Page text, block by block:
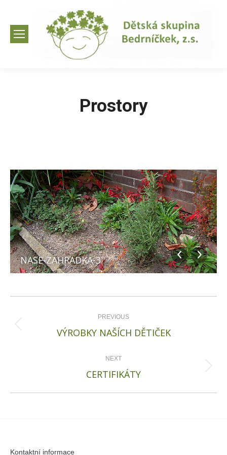
Prostory
NASE-ZAHRADKA-3
navigation PREVIOUS
Previous
VÝROBKY NAŠÍCH DĚTIČEK
NEXT
Next
CERTIFIKÁTY
Kontaktní informace